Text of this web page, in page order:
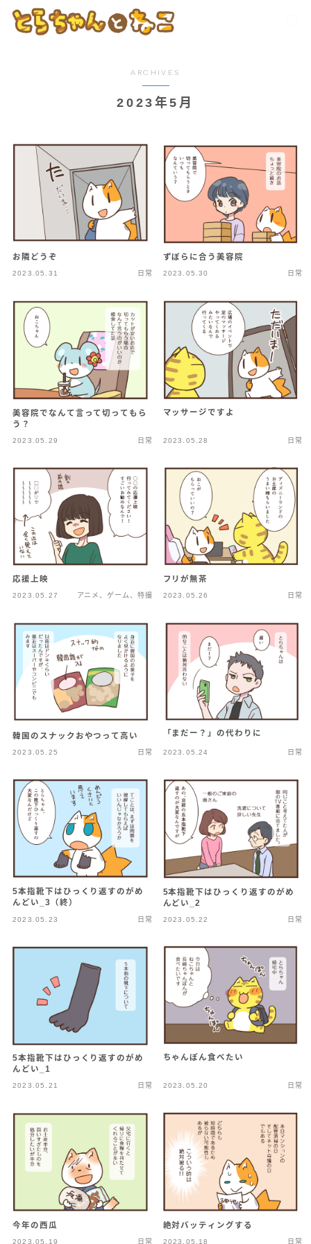
ARCHIVES
2023年5月
お隣どうぞ
2023.05.31 日常
ずぼらに合う美容院
2023.05.30 日常
美容院でなんて言って切ってもら
う？
2023.05.29 日常
マッサージですよ
2023.05.28 日常
応援上映
2023.05.27 アニメ、ゲーム、特撮
フリが無茶
2023.05.26 日常
韓国のスナックおやつって高い
2023.05.25 日常
「まだー？」の代わりに
2023.05.24 日常
5本指靴下はひっくり返すのがめ
んどい_3（終）
2023.05.23 日常
5本指靴下はひっくり返すのがめ
んどい_2
2023.05.22 日常
5本指靴下はひっくり返すのがめ
んどい_1
2023.05.21 日常
ちゃんぽん食べたい
2023.05.20 日常
今年の西瓜
2023.05.19 日常
絶対バッティングする
2023.05.18 日常